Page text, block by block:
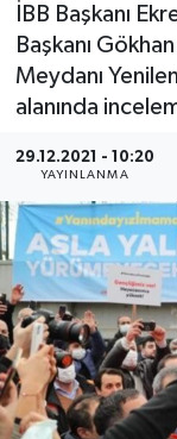
İBB Başkanı
Başkanı
Meydanı
alanında
29.12.2021 - 10:20
YAYINLANMA